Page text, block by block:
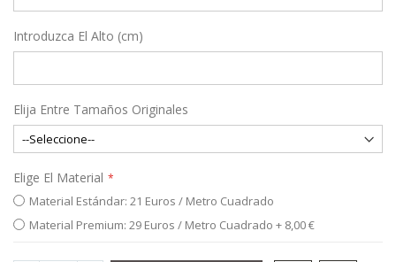
Introduzca El Alto (cm)
Elija Entre Tamaños Originales
Elige El Material
Material Estándar: 21 Euros / Metro Cuadrado
Material Premium: 29 Euros / Metro Cuadrado + 8,00 €